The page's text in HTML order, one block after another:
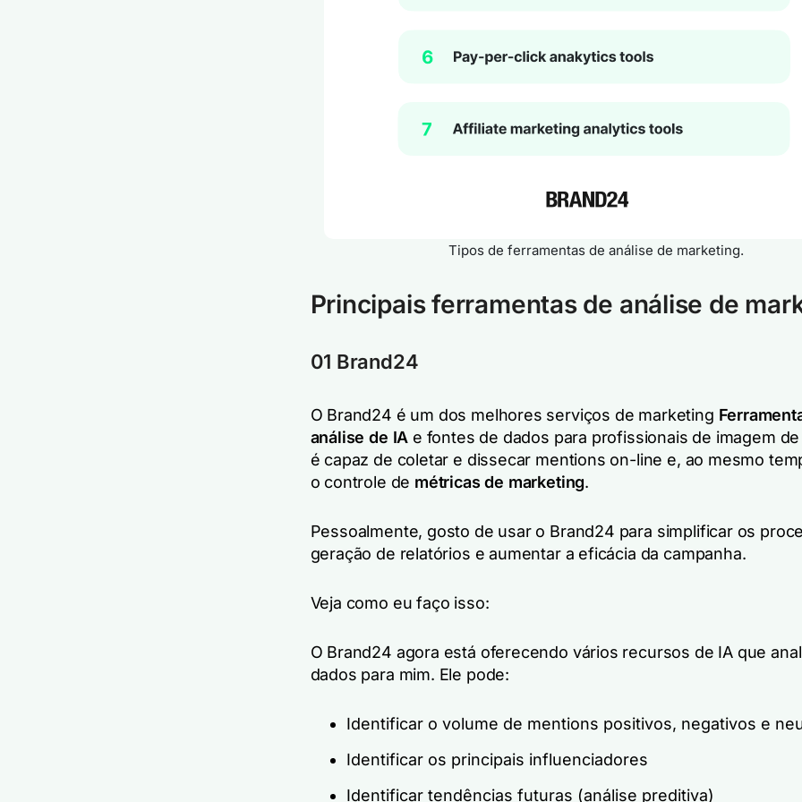
Tipos de ferramentas de análise de marketing.
Principais ferramentas de análise de
01 Brand24
O Brand24 é um dos melhores serviços de marketing
análise de IA e fontes de dados para profissionais de imagem de
é capaz de coletar e dissecar mentions on-line e, ao mesmo
o controle de métricas de marketing.
Pessoalmente, gosto de usar o Brand24 para simplificar os
geração de relatórios e aumentar a eficácia da campanha.
Veja como eu faço isso:
O Brand24 agora está oferecendo vários recursos de IA que
dados para mim. Ele pode:
Identificar o volume de mentions positivos, negativos e
Identificar os principais influenciadores
Identificar tendências futuras (análise preditiva)